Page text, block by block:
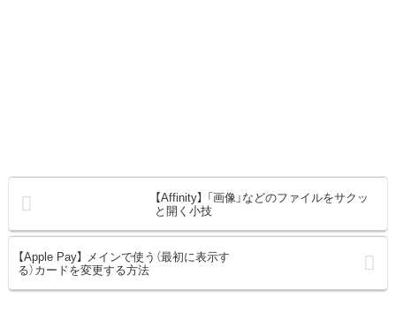
【Affinity】 「画像」などのファイルをサクッ
と開く小技
【Apple Pay】 メインで使う（最初に表示す
る）カードを変更する方法